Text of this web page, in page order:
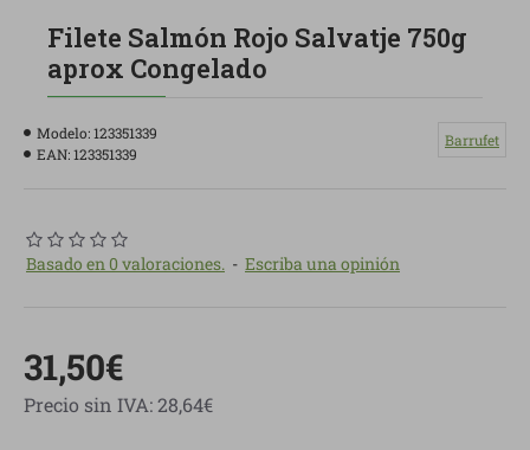
Filete Salmón Rojo Salvatje 750g
aprox Congelado
Modelo:123351339
EAN:123351339
Barrufet
Basado en 0 valoraciones. - Escriba una opinión
31,50€
Precio sin IVA: 28,64€